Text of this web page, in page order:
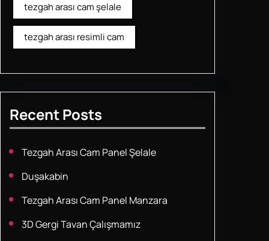
tezgah arası cam şelale
tezgah arası resimli cam
Recent Posts
Tezgah Arası Cam Panel Şelale
Duşakabin
Tezgah Arası Cam Panel Manzara
3D Gergi Tavan Çalışmamız